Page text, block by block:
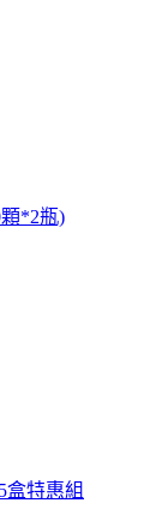
*2瓶)
盒特惠組